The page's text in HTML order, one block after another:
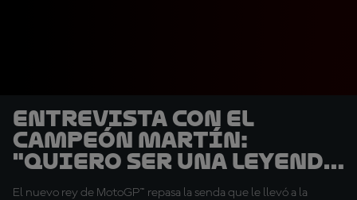
Entrevista con el
campeón Martín:
"Quiero ser una leyenda
de MotoGP™"
El nuevo rey de MotoGP™ repasa la senda que le llevó a la